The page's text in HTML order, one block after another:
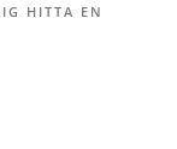
HITTA EN